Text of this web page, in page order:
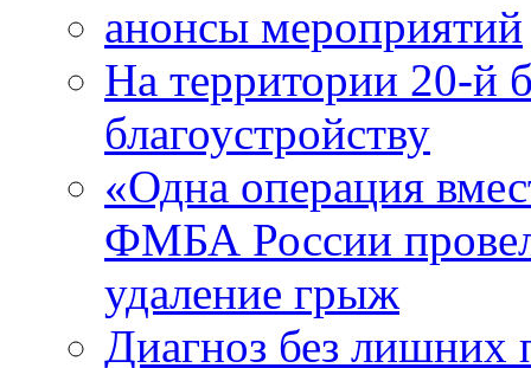
анонсы мероприятий
На территории 20-й
благоустройству
«Одна операция
ФМБА России
удаление грыж
Диагноз без лишних